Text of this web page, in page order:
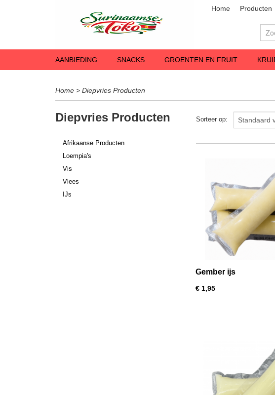
Home Producten
AANBIEDING SNACKS GROENTEN EN FRUIT
Home > Diepvries Producten
Diepvries Producten
Afrikaanse Producten
Loempia's
Vis
Vlees
IJs
Sorteer op:
Gember ijs
€ 1,95